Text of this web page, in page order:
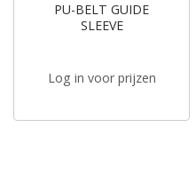
PU-BELT GUIDE
SLEEVE
Log in voor prijzen